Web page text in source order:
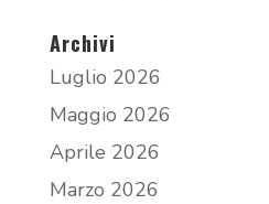
Archivi
Luglio 2026
Maggio 2026
Aprile 2026
Marzo 2026